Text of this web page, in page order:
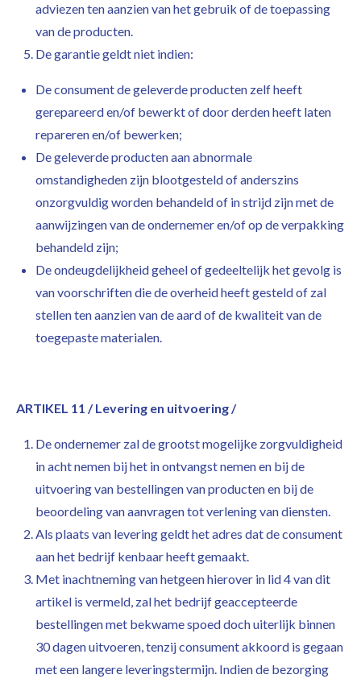
adviezen ten aanzien van het gebruik of de toepassing
van de producten.
De garantie geldt niet indien:
De consument de geleverde producten zelf heeft
gerepareerd en/of bewerkt of door derden heeft laten
repareren en/of bewerken;
De geleverde producten aan abnormale
omstandigheden zijn blootgesteld of anderszins
onzorgvuldig worden behandeld of in strijd zijn met de
aanwijzingen van de ondernemer en/of op de verpakking
behandeld zijn;
De ondeugdelijkheid geheel of gedeeltelijk het gevolg is
van voorschriften die de overheid heeft gesteld of zal
stellen ten aanzien van de aard of de kwaliteit van de
toegepaste materialen.
ARTIKEL 11 / Levering en uitvoering /
De ondernemer zal de grootst mogelijke zorgvuldigheid
in acht nemen bij het in ontvangst nemen en bij de
uitvoering van bestellingen van producten en bij de
beoordeling van aanvragen tot verlening van diensten.
Als plaats van levering geldt het adres dat de consument
aan het bedrijf kenbaar heeft gemaakt.
Met inachtneming van hetgeen hierover in lid 4 van dit
artikel is vermeld, zal het bedrijf geaccepteerde
bestellingen met bekwame spoed doch uiterlijk binnen
30 dagen uitvoeren, tenzij consument akkoord is gegaan
met een langere leveringstermijn. Indien de bezorging